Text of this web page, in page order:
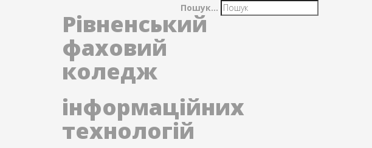
Рівненський
фаховий
коледж
інформаційних
технологій
Пошук...